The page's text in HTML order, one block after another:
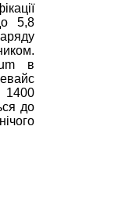
5,8
в
до